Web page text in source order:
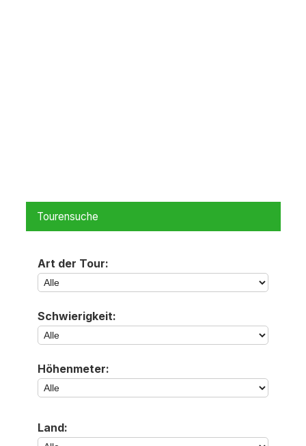
Tourensuche
Art der Tour:
Schwierigkeit:
Höhenmeter:
Land: